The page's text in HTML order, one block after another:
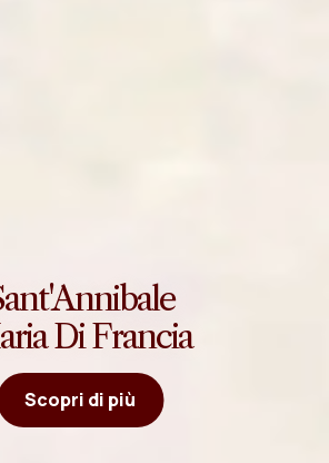
Di Francia
Scopri di più